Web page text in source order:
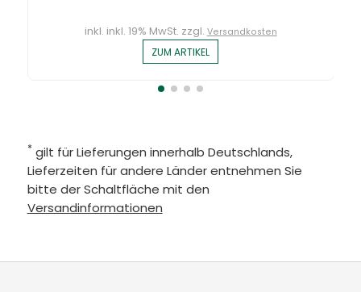
inkl. inkl. 19% MwSt. zzgl. Versandkosten
ZUM ARTIKEL
* gilt für Lieferungen innerhalb Deutschlands,
Lieferzeiten für andere Länder entnehmen Sie
bitte der Schaltfläche mit den
Versandinformationen